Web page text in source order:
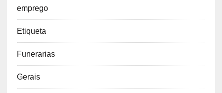
emprego
Etiqueta
Funerarias
Gerais